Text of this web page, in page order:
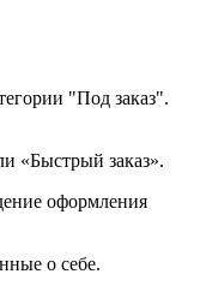
"Под заказ".
«Быстрый заказ».
оформления
о себе.